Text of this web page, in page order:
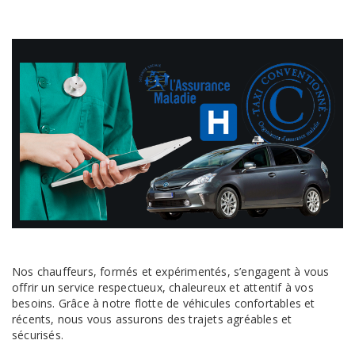
Nos chauffeurs, formés et expérimentés, s’engagent à vous
offrir un service respectueux, chaleureux et attentif à vos
besoins. Grâce à notre flotte de véhicules confortables et
récents, nous vous assurons des trajets agréables et
sécurisés.